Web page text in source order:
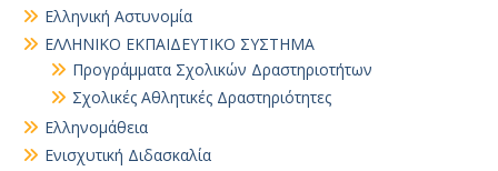
Ελληνική Αστυνομία
ΕΛΛΗΝΙΚΟ ΕΚΠΑΙΔΕΥΤΙΚΟ ΣΥΣΤΗΜΑ
Προγράμματα Σχολικών Δραστηριοτήτων
Σχολικές Αθλητικές Δραστηριότητες
Ελληνομάθεια
Ενισχυτική Διδασκαλία